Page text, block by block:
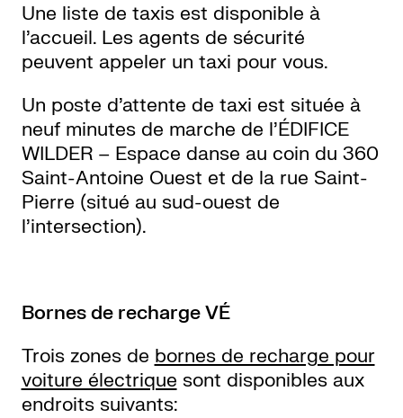
Une liste de taxis est disponible à
l’accueil. Les agents de sécurité
peuvent appeler un taxi pour vous.
Un poste d’attente de taxi est située à
neuf minutes de marche de l’ÉDIFICE
WILDER – Espace danse au coin du 360
Saint-Antoine Ouest et de la rue Saint-
Pierre (situé au sud-ouest de
l’intersection).
Bornes de recharge VÉ
Trois zones de bornes de recharge pour
voiture électrique sont disponibles aux
endroits suivants: